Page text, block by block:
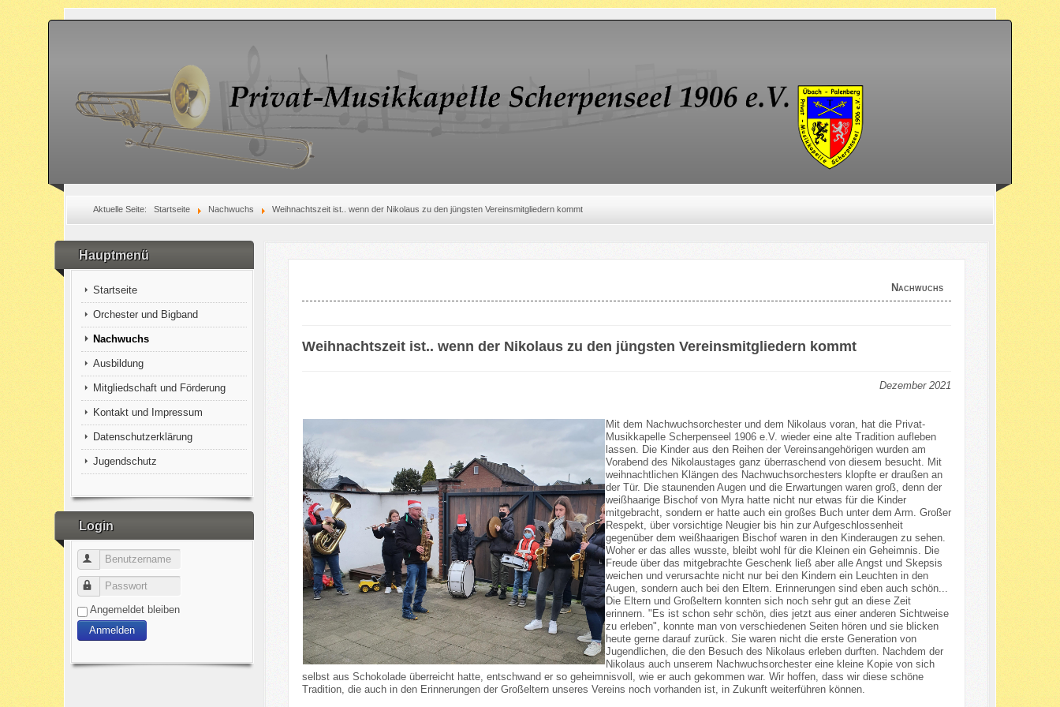
Aktuelle Seite:Startseite Nachwuchs Weihnachtszeit ist.. wenn der Nikolaus zu den jüngsten Vereinsmitgliedern kommt
Hauptmenü
Startseite
Orchester und Bigband
Nachwuchs
Ausbildung
Mitgliedschaft und Förderung
Kontakt und Impressum
Datenschutzerklärung
Jugendschutz
Login
Benutzername
Passwort
Angemeldet bleiben
Anmelden
Nachwuchs
Weihnachtszeit ist.. wenn der Nikolaus zu den jüngsten Vereinsmitgliedern kommt
Dezember 2021
Mit dem Nachwuchsorchester und dem Nikolaus voran, hat die Privat-
Musikkapelle Scherpenseel 1906 e.V. wieder eine alte Tradition aufleben
lassen. Die Kinder aus den Reihen der Vereinsangehörigen wurden am
Vorabend des Nikolaustages ganz überraschend von diesem besucht. Mit
weihnachtlichen Klängen des Nachwuchsorchesters klopfte er draußen an
der Tür. Die staunenden Augen und die Erwartungen waren groß, denn der
weißhaarige Bischof von Myra hatte nicht nur etwas für die Kinder
mitgebracht, sondern er hatte auch ein großes Buch unter dem Arm. Großer
Respekt, über vorsichtige Neugier bis hin zur Aufgeschlossenheit
gegenüber dem weißhaarigen Bischof waren in den Kinderaugen zu sehen.
Woher er das alles wusste, bleibt wohl für die Kleinen ein Geheimnis. Die
Freude über das mitgebrachte Geschenk ließ aber alle Angst und Skepsis
weichen und verursachte nicht nur bei den Kindern ein Leuchten in den
Augen, sondern auch bei den Eltern. Erinnerungen sind eben auch schön...
Die Eltern und Großeltern konnten sich noch sehr gut an diese Zeit
erinnern. "Es ist schon sehr schön, dies jetzt aus einer anderen Sichtweise
zu erleben", konnte man von verschiedenen Seiten hören und sie blicken
heute gerne darauf zurück. Sie waren nicht die erste Generation von
Jugendlichen, die den Besuch des Nikolaus erleben durften. Nachdem der
Nikolaus auch unserem Nachwuchsorchester eine kleine Kopie von sich
selbst aus Schokolade überreicht hatte, entschwand er so geheimnisvoll, wie er auch gekommen war. Wir hoffen, dass wir diese schöne
Tradition, die auch in den Erinnerungen der Großeltern unseres Vereins noch vorhanden ist, in Zukunft weiterführen können.